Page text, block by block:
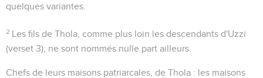
quelques variantes.
2 Les fils de Thola, comme plus loin les descendants d'Uzzi
(verset 3), ne sont nommés nulle part ailleurs.
Chefs de leurs maisons patriarcales, de Thola : les maisons